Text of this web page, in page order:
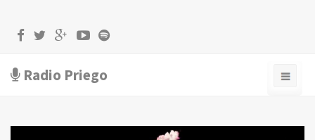
Radio Priego